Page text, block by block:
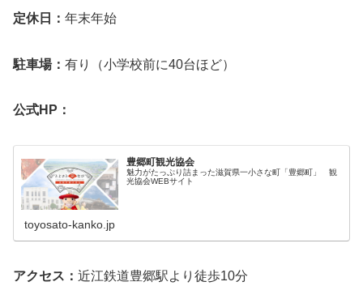
定休日： 年末年始
駐車場： 有り（小学校前に40台ほど）
公式HP：
豊郷町観光協会
魅力がたっぷり詰まった滋賀県一小さな町「豊郷町」 観
光協会WEBサイト
toyosato-kanko.jp
アクセス： 近江鉄道豊郷駅より徒歩10分